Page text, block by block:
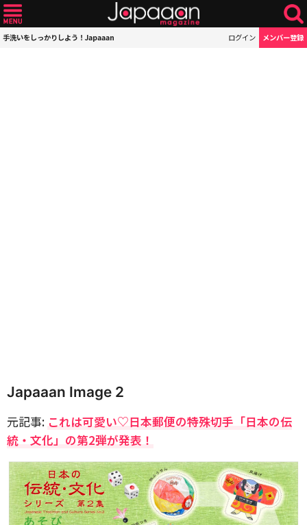
手洗いをしっかりしよう！Japaaan ログイン メンバー登録
Japaaan Image 2
元記事: これは可愛い♡日本郵便の特殊切手「日本の伝
統・文化」の第2弾が発表！